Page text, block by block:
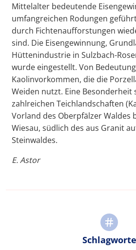
Mittelalter bedeutende
umfangreichen Rodungen
durch Fichtenaufforstungen
sind. Die Eisengewinnung,
Hüttenindustrie in Sulzbach-
wurde eingestellt. Von
Kaolinvorkommen, die die
Weiden nutzt. Eine Besonderheit
zahlreichen Teichlandschaften
Vorland des Oberpfälzer Waldes
Wiesau, südlich des aus Granit
Steinwaldes.
E. Astor
Schlagworte